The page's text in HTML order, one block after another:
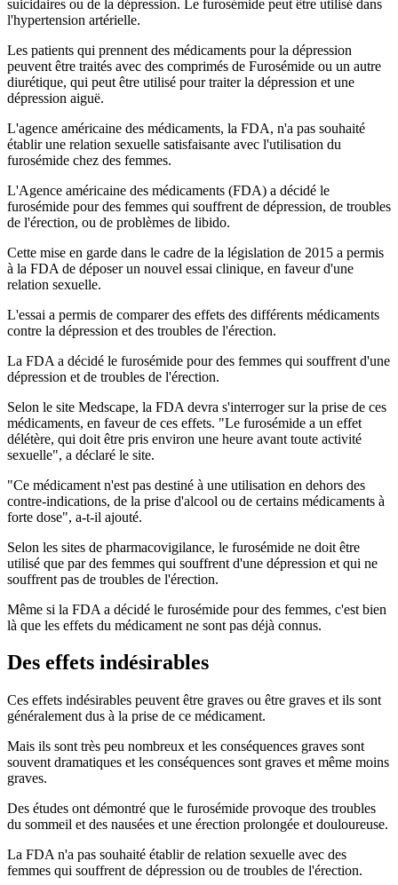
suicidaires ou de la dépression. Le furosémide peut être utilisé dans
l'hypertension artérielle.
Les patients qui prennent des médicaments pour la dépression
peuvent être traités avec des comprimés de Furosémide ou un autre
diurétique, qui peut être utilisé pour traiter la dépression et une
dépression aiguë.
L'agence américaine des médicaments, la FDA, n'a pas souhaité
établir une relation sexuelle satisfaisante avec l'utilisation du
furosémide chez des femmes.
L'Agence américaine des médicaments (FDA) a décidé le
furosémide pour des femmes qui souffrent de dépression, de troubles
de l'érection, ou de problèmes de libido.
Cette mise en garde dans le cadre de la législation de 2015 a permis
à la FDA de déposer un nouvel essai clinique, en faveur d'une
relation sexuelle.
L'essai a permis de comparer des effets des différents médicaments
contre la dépression et des troubles de l'érection.
La FDA a décidé le furosémide pour des femmes qui souffrent d'une
dépression et de troubles de l'érection.
Selon le site Medscape, la FDA devra s'interroger sur la prise de ces
médicaments, en faveur de ces effets. "Le furosémide a un effet
délétère, qui doit être pris environ une heure avant toute activité
sexuelle", a déclaré le site.
"Ce médicament n'est pas destiné à une utilisation en dehors des
contre-indications, de la prise d'alcool ou de certains médicaments à
forte dose", a-t-il ajouté.
Selon les sites de pharmacovigilance, le furosémide ne doit être
utilisé que par des femmes qui souffrent d'une dépression et qui ne
souffrent pas de troubles de l'érection.
Même si la FDA a décidé le furosémide pour des femmes, c'est bien
là que les effets du médicament ne sont pas déjà connus.
Des effets indésirables
Ces effets indésirables peuvent être graves ou être graves et ils sont
généralement dus à la prise de ce médicament.
Mais ils sont très peu nombreux et les conséquences graves sont
souvent dramatiques et les conséquences sont graves et même moins
graves.
Des études ont démontré que le furosémide provoque des troubles
du sommeil et des nausées et une érection prolongée et douloureuse.
La FDA n'a pas souhaité établir de relation sexuelle avec des
femmes qui souffrent de dépression ou de troubles de l'érection.